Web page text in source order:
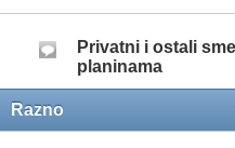
Privatni i ostali
planinama
Razno